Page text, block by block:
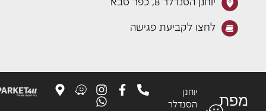
יוחנן הסנדלר 8, כפר סבא
לחצו לקביעת פגישה
הסנדלר